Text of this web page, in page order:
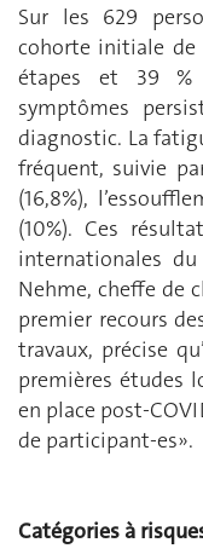
Sur les 629
cohorte initiale de
étapes et 39 %
symptômes
diagnostic. La
fréquent, suivie
(16,8%),
(10%). Ces
internationales
Nehme, cheffe de
premier recours
travaux, précise
premières études
en place post-
de participant-es».
Catégories à